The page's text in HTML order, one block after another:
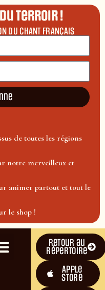
terroir !
DU CHANT FRANÇAIS
de toutes les régions
notre merveilleux et
animer partout et tout le
le shop !
Retour au
répertoire
Apple
Store